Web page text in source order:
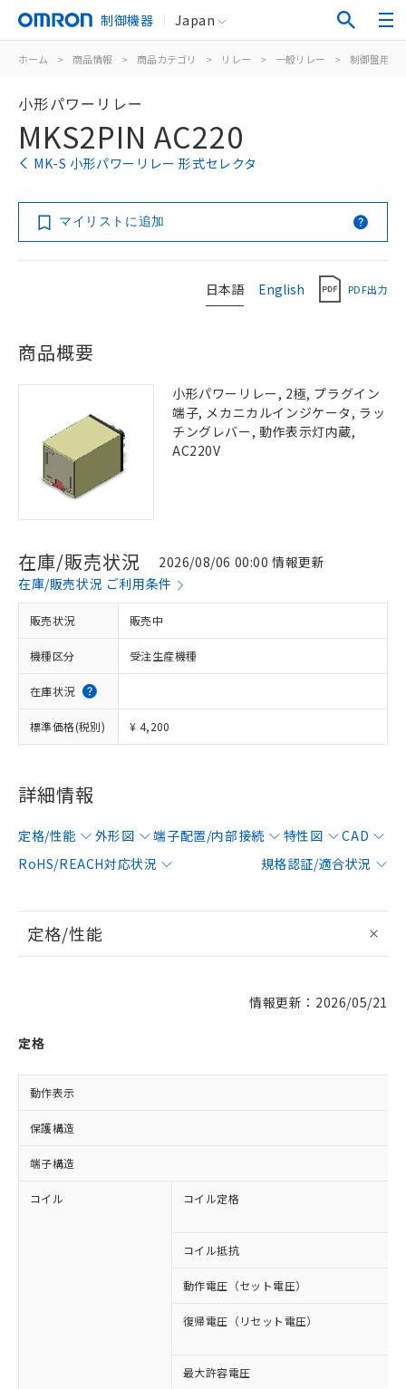
制御機器 Japan
ホーム > 商品情報 > 商品カテゴリ > リレー > 一般リレー > 制御盤用
小形パワーリレー
MKS2PIN AC220
MK-S 小形パワーリレー 形式セレクタ
マイリストに追加
日本語 English PDF出力
商品概要
小形パワーリレー, 2極, プラグイン
端子, メカニカルインジケータ, ラッ
チングレバー, 動作表示灯内蔵,
AC220V
在庫/販売状況
2026/08/06 00:00 情報更新
在庫/販売状況 ご利用条件
販売状況 販売中
機種区分 受注生産機種
在庫状況
標準価格(税別) ¥ 4,200
詳細情報
定格/性能 外形図 端子配置/内部接続 特性図
CAD
RoHS/REACH対応状況
規格認証/適合状況
定格/性能
情報更新：2026/05/21
定格
動作表示
保護構造
端子構造
コイル コイル定格
コイル抵抗
動作電圧（セット電圧）
復帰電圧（リセット電圧）
最大許容電圧